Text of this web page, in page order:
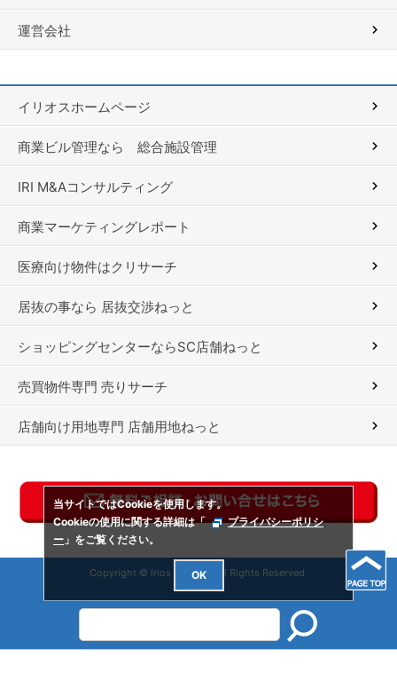
運営会社
イリオスホームページ
商業ビル管理なら 総合施設管理
IRI M&Aコンサルティング
商業マーケティングレポート
医療向け物件はクリサーチ
居抜の事なら 居抜交渉ねっと
ショッピングセンターならSC店舗ねっと
売買物件専門 売りサーチ
店舗向け用地専門 店舗用地ねっと
Copyright © Irios Co., Ltd. All Rights Reserved.
当サイトではCookieを使用します。
Cookieの使用に関する詳細は「
プライバシーポリシ
ー 」をご覧ください。
OK